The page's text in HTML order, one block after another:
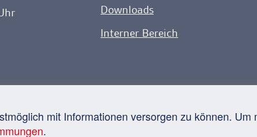
mit Informationen versorgen zu können. Um
.
Downloads
Interner Bereich
Alle Rechte vorbehalten. Kontakt